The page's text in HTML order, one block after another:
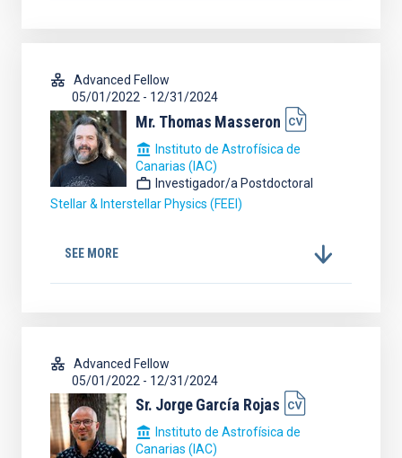
Advanced Fellow
05/01/2022 - 12/31/2024
Mr. Thomas Masseron
Instituto de Astrofísica de
Canarias (IAC)
Investigador/a Postdoctoral
Stellar & Interstellar Physics (FEEI)
SEE MORE
Advanced Fellow
05/01/2022 - 12/31/2024
Sr. JorgeGarcía Rojas
Instituto de Astrofísica de
Canarias (IAC)